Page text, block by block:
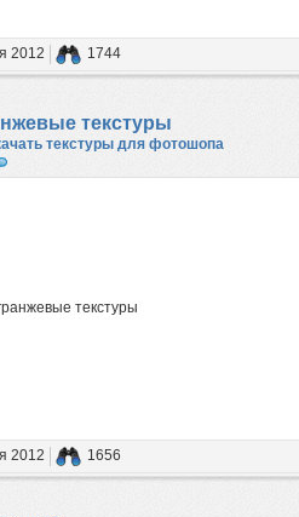
2012 1744
текстуры
текстуры для фотошопа
текстуры
2012 1656